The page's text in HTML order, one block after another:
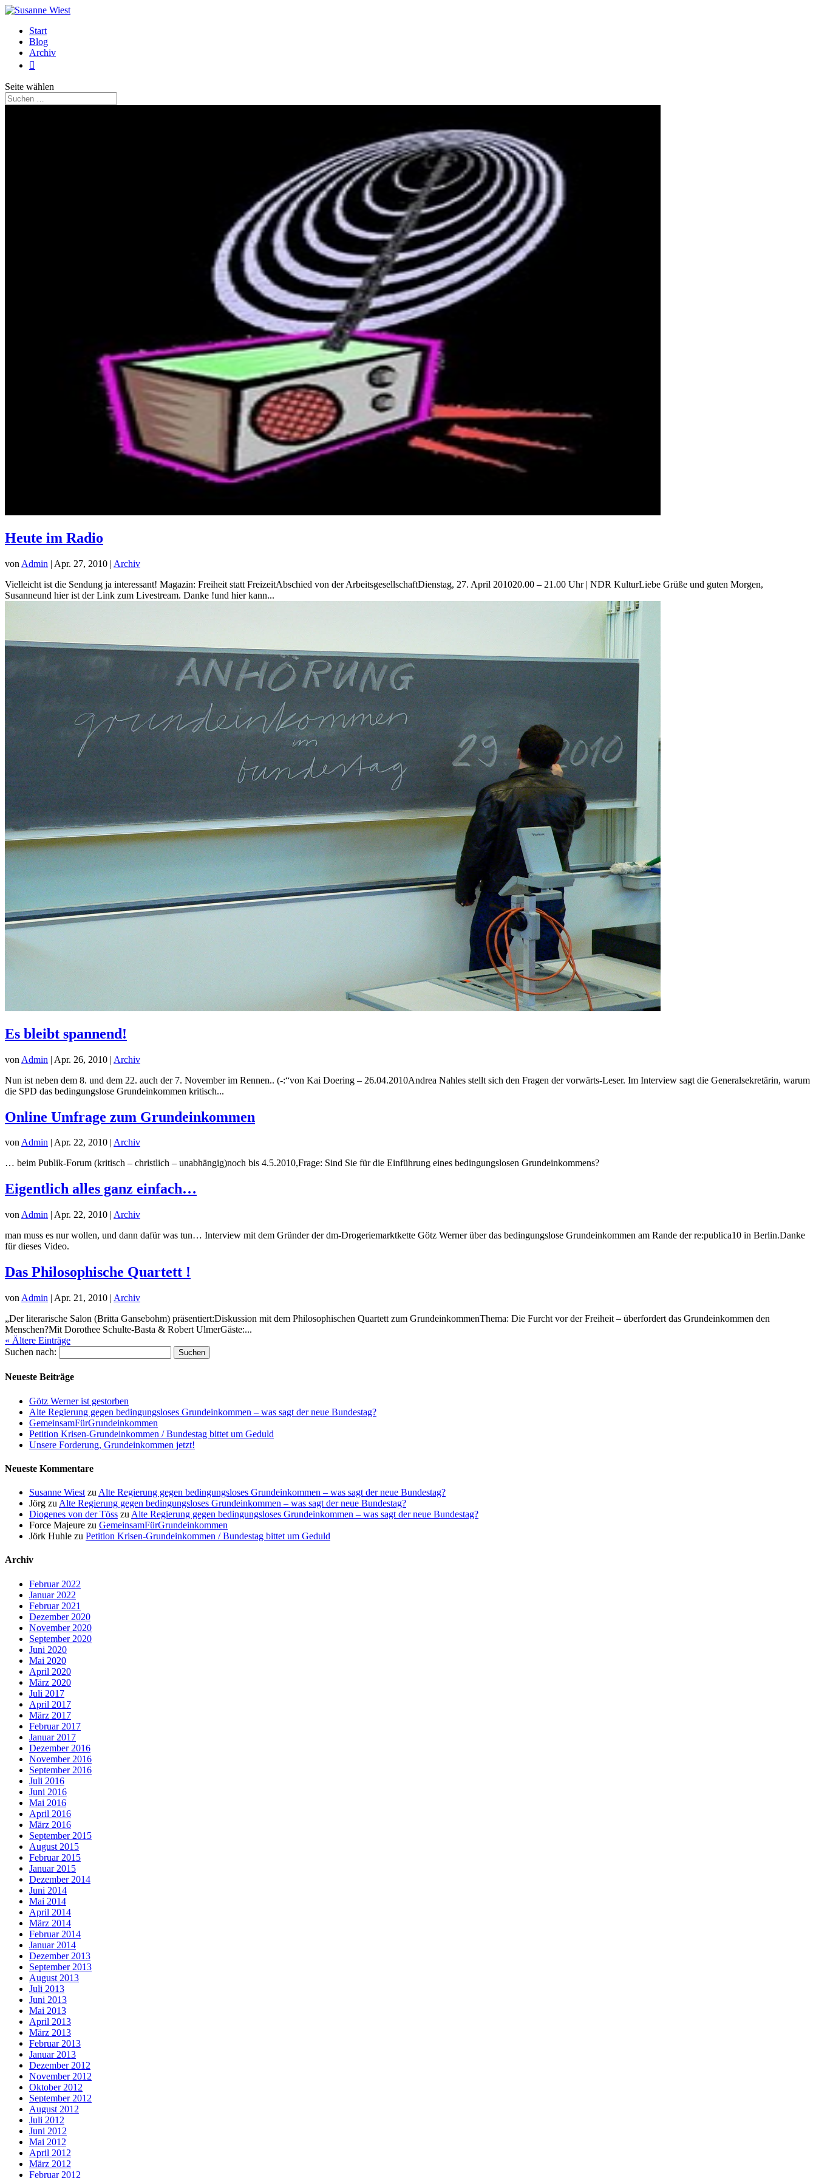
Start
Blog
Archiv

Seite wählen
Heute im Radio
von Admin | Apr. 27, 2010 | Archiv
Vielleicht ist die Sendung ja interessant! Magazin: Freiheit statt FreizeitAbschied von der ArbeitsgesellschaftDienstag, 27. April 201020.00 – 21.00 Uhr | NDR KulturLiebe Grüße und guten Morgen,
Susanneund hier ist der Link zum Livestream. Danke !und hier kann...
Es bleibt spannend!
von Admin | Apr. 26, 2010 | Archiv
Nun ist neben dem 8. und dem 22. auch der 7. November im Rennen.. (-:“von Kai Doering – 26.04.2010Andrea Nahles stellt sich den Fragen der vorwärts-Leser. Im Interview sagt die Generalsekretärin, warum
die SPD das bedingungslose Grundeinkommen kritisch...
Online Umfrage zum Grundeinkommen
vonAdmin | Apr. 22, 2010 | Archiv
… beim Publik-Forum (kritisch – christlich – unabhängig)noch bis 4.5.2010,Frage: Sind Sie für die Einführung eines bedingungslosen Grundeinkommens?
Eigentlich alles ganz einfach…
von Admin | Apr. 22, 2010 | Archiv
man muss es nur wollen, und dann dafür was tun… Interview mit dem Gründer der dm-Drogeriemarktkette Götz Werner über das bedingungslose Grundeinkommen am Rande der re:publica10 in Berlin.Danke
für dieses Video.
Das Philosophische Quartett !
von Admin | Apr. 21, 2010 | Archiv
„Der literarische Salon (Britta Gansebohm) präsentiert:Diskussion mit dem Philosophischen Quartett zum GrundeinkommenThema: Die Furcht vor der Freiheit – überfordert das Grundeinkommen den
Menschen?Mit Dorothee Schulte-Basta & Robert UlmerGäste:...
« Ältere Einträge
Suchen nach:
Neueste Beiträge
Götz Werner ist gestorben
Alte Regierung gegen bedingungsloses Grundeinkommen – was sagt der neue Bundestag?
GemeinsamFürGrundeinkommen
Petition Krisen-Grundeinkommen / Bundestag bittet um Geduld
Unsere Forderung, Grundeinkommen jetzt!
Neueste Kommentare
Susanne Wiest zu Alte Regierung gegen bedingungsloses Grundeinkommen – was sagt der neue Bundestag?
Jörg zu Alte Regierung gegen bedingungsloses Grundeinkommen – was sagt der neue Bundestag?
Diogenes von der Töss zu Alte Regierung gegen bedingungsloses Grundeinkommen – was sagt der neue Bundestag?
Force Majeure zu GemeinsamFürGrundeinkommen
Jörk Huhle zu Petition Krisen-Grundeinkommen / Bundestag bittet um Geduld
Archiv
Februar 2022
Januar 2022
Februar 2021
Dezember 2020
November 2020
September 2020
Juni 2020
Mai 2020
April 2020
März 2020
Juli 2017
April 2017
März 2017
Februar 2017
Januar 2017
Dezember 2016
November 2016
September 2016
Juli 2016
Juni 2016
Mai 2016
April 2016
März 2016
September 2015
August 2015
Februar 2015
Januar 2015
Dezember 2014
Juni 2014
Mai 2014
April 2014
März 2014
Februar 2014
Januar 2014
Dezember 2013
September 2013
August 2013
Juli 2013
Juni 2013
Mai 2013
April 2013
März 2013
Februar 2013
Januar 2013
Dezember 2012
November 2012
Oktober 2012
September 2012
August 2012
Juli 2012
Juni 2012
Mai 2012
April 2012
März 2012
Februar 2012